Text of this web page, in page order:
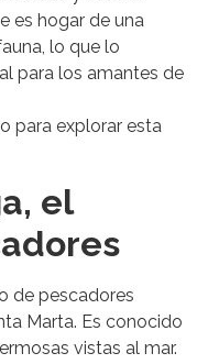
es hogar de una
lo que lo
para los amantes de
para explorar esta
el
de pescadores
Marta. Es conocido
vistas al mar.